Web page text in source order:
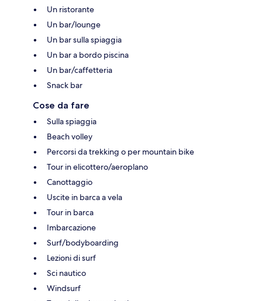
Un ristorante
Un bar/lounge
Un bar sulla spiaggia
Un bar a bordo piscina
Un bar/caffetteria
Snack bar
Cose da fare
Sulla spiaggia
Beach volley
Percorsi da trekking o per mountain bike
Tour in elicottero/aeroplano
Canottaggio
Uscite in barca a vela
Tour in barca
Imbarcazione
Surf/bodyboarding
Lezioni di surf
Sci nautico
Windsurf